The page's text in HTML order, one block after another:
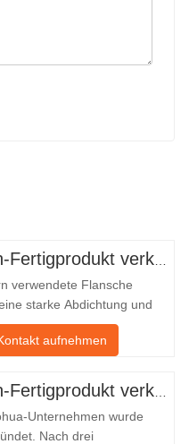
verwendete Flansche
starke Abdichtung und
Unser Unternehmen in
seit vielen Jahren
Ausland – nach Deutschland
Da die inländische
ideal ist, möchten wir…
aufnehmen
Unternehmen wurde
Nach drei